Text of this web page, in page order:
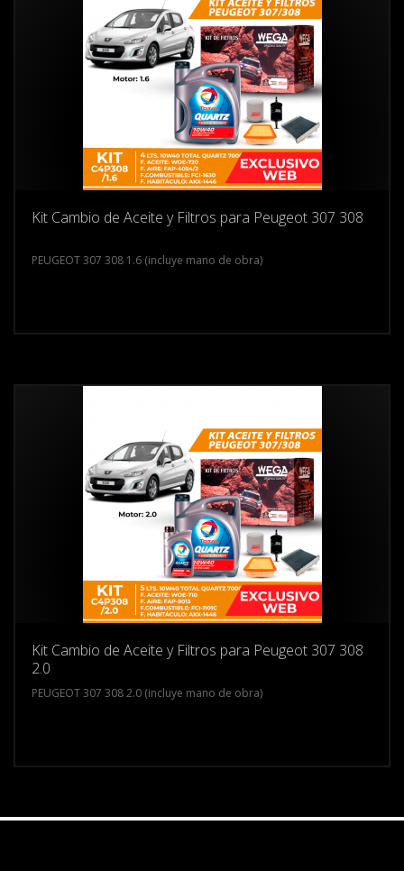
Kit Cambio de Aceite y Filtros para Peugeot 307 308
PEUGEOT 307 308 1.6 (incluye mano de obra)
Kit Cambio de Aceite y Filtros para Peugeot 307 308
2.0
PEUGEOT 307 308 2.0 (incluye mano de obra)